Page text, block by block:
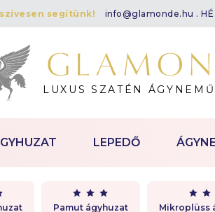
segítünk! info@glamonde.hu .
LUXUS SZATÉN
Pamut ágyhuzat Mikroplüss
LEPEDŐ